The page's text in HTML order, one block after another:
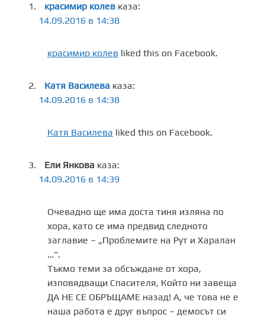
красимир колев каза:
14.09.2016 в 14:38
красимир колев liked this on Facebook.
Катя Василева каза:
14.09.2016 в 14:38
Катя Василева liked this on Facebook.
Ели Янкова каза:
14.09.2016 в 14:39
Очевадно ще има доста тиня изляна по
хора, като се има предвид следното
заглавие – „Проблемите на Рут и Харалан
…“.
Тъкмо теми за обсъждане от хора,
изповядващи Спасителя, Който ни завеща
ДА НЕ СЕ ОБРЪЩАМЕ назад! А, че това не е
наша работа е друг въпрос – демосът си